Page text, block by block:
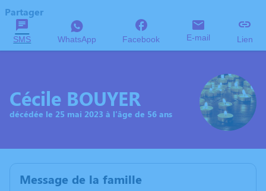
Partager
SMS WhatsApp Facebook E-mail Lien
Cécile BOUYER
décédée le 25 mai 2023 à l'âge de 56 ans
Message de la famille